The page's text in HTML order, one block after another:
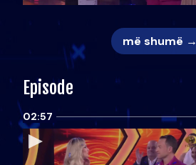
më shumë →
Episode
02:57